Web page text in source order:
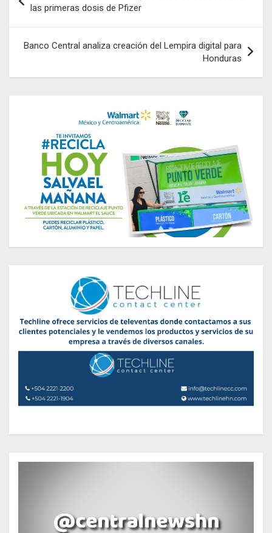
de
entradas
las primeras dosis de Pfizer
Banco Central analiza creación del Lempira digital para
Honduras